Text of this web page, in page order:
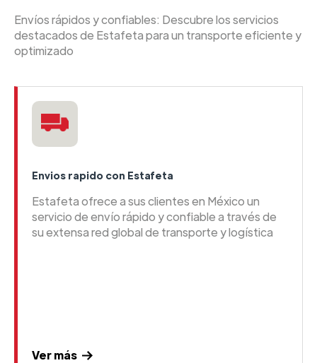
Envíos rápidos y confiables: Descubre los servicios
destacados de Estafeta para un transporte eficiente y
optimizado
Envios rapido con Estafeta
Estafeta ofrece a sus clientes en México un
servicio de envío rápido y confiable a través de
su extensa red global de transporte y logística
Ver más